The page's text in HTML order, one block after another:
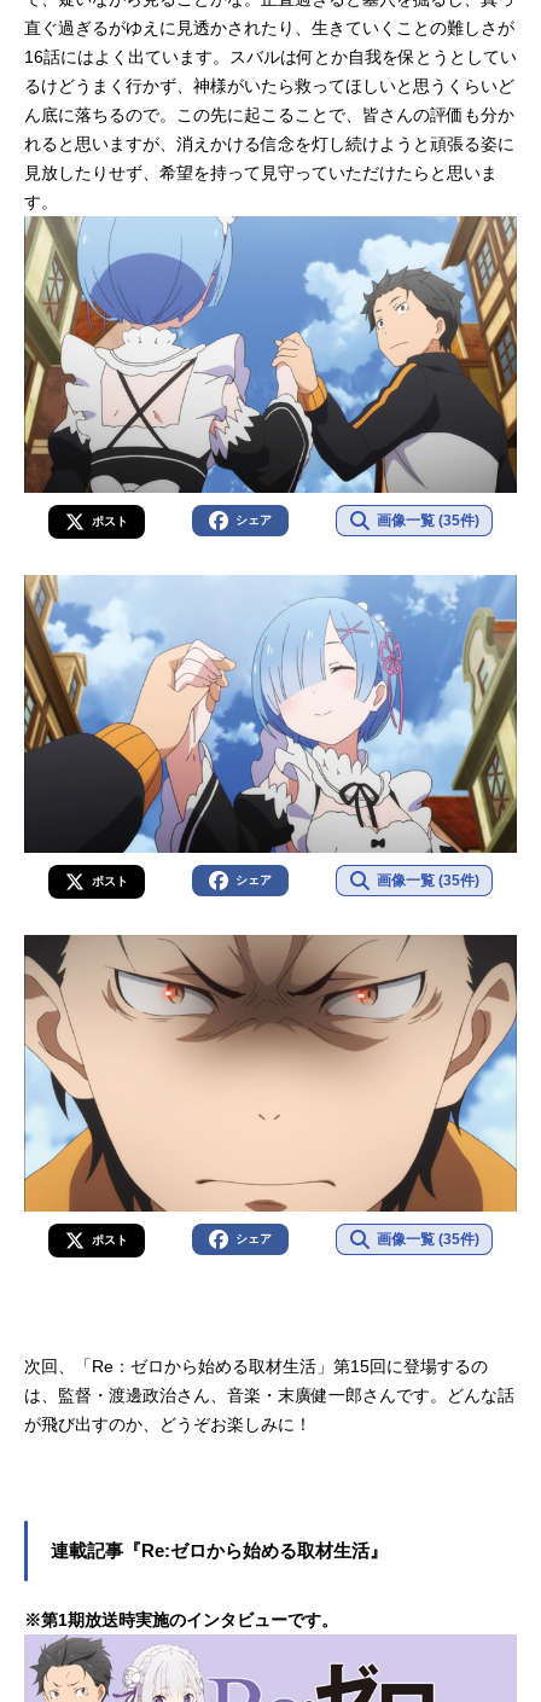
直ぐ過ぎるがゆえに見透かされたり、生きていくことの難しさが
16話にはよく出ています。スバルは何とか自我を保とうとしてい
るけどうまく行かず、神様がいたら救ってほしいと思うくらいど
ん底に落ちるので。この先に起こることで、皆さんの評価も分か
れると思いますが、消えかける信念を灯し続けようと頑張る姿に
見放したりせず、希望を持って見守っていただけたらと思いま
す。
ポスト シェア 画像一覧 (35件)
ポスト シェア 画像一覧 (35件)
ポスト シェア 画像一覧 (35件)
次回、「Re：ゼロから始める取材生活」第15回に登場するの
は、監督・渡邊政治さん、音楽・末廣健一郎さんです。どんな話
が飛び出すのか、どうぞお楽しみに！
連載記事『Re:ゼロから始める取材生活』
※第1期放送時実施のインタビューです。